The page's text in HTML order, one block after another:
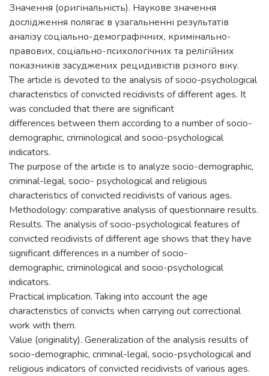
Значення (оригінальність). Наукове значення
дослідження полягає в узагальненні результатів
аналізу соціально-демографічних, кримінально-
правових, соціально-психологічних та релігійних
показників засуджених рецидивістів різного віку.
The article is devoted to the analysis of socio-psychological
characteristics of convicted recidivists of different ages. It
was concluded that there are significant
differences between them according to a number of socio-
demographic, criminological and socio-psychological
indicators.
The purpose of the article is to analyze socio-demographic,
criminal-legal, socio- psychological and religious
characteristics of convicted recidivists of various ages.
Methodology: comparative analysis of questionnaire results.
Results. The analysis of socio-psychological features of
convicted recidivists of different age shows that they have
significant differences in a number of socio-
demographic, criminological and socio-psychological
indicators.
Practical implication. Taking into account the age
characteristics of convicts when carrying out correctional
work with them.
Value (originality). Generalization of the analysis results of
socio-demographic, criminal-legal, socio-psychological and
religious indicators of convicted recidivists of various ages.